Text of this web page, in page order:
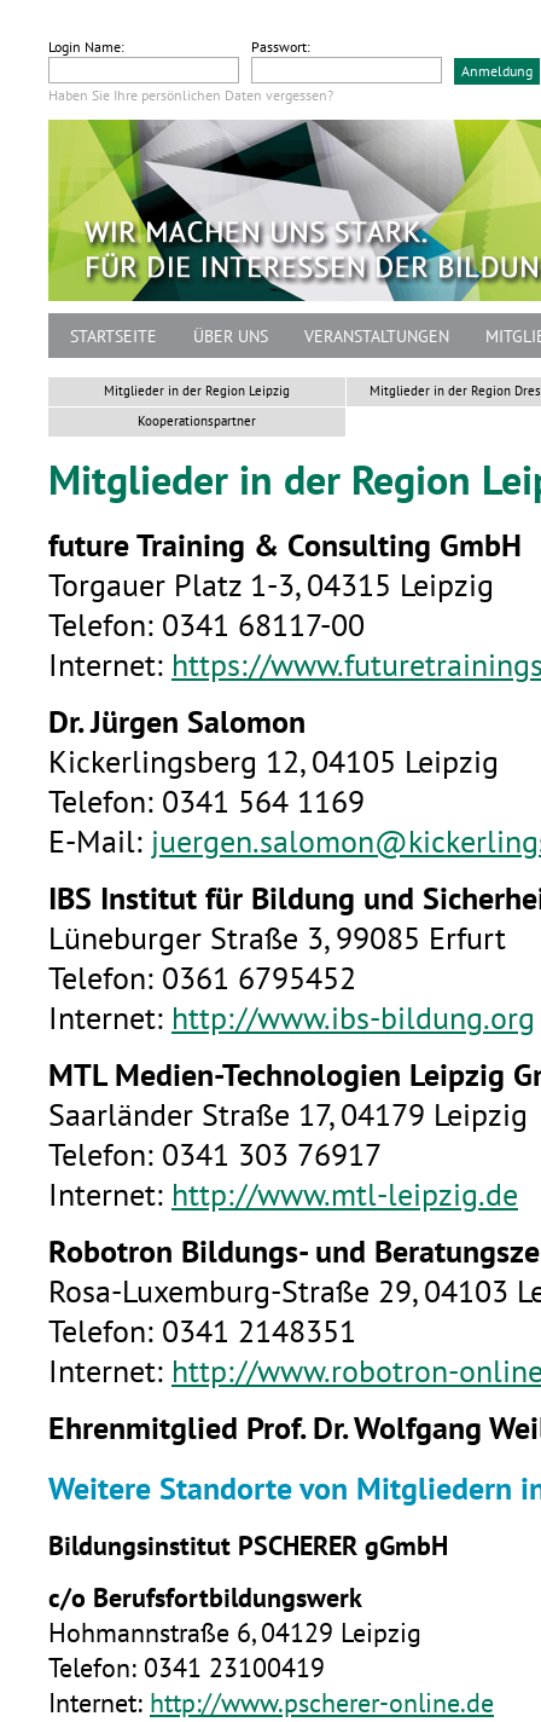
Login Name: Passwort:
Haben Sie Ihre persönlichen Daten vergessen?
STARTSEITE ÜBER UNS VERANSTALTUNGEN
Mitglieder in der Region Leipzig
Mitglieder in der Region
Kooperationspartner
Mitglieder in der Region
future Training & Consulting GmbH
Torgauer Platz 1-3, 04315 Leipzig
Telefon: 0341 68117-00
Internet: https://
Dr. Jürgen Salomon
Kickerlingsberg 12, 04105 Leipzig
Telefon: 0341 564 1169
E-Mail:
IBS Institut für Bildung und
Lüneburger Straße 3, 99085 Erfurt
Telefon: 0361 6795452
Internet: http://www.ibs-bildung.org
MTL Medien-Technologien Leipzig
Saarländer Straße 17, 04179 Leipzig
Telefon: 0341 303 76917
Internet: http://www.mtl-leipzig.de
Robotron Bildungs- und
Rosa-Luxemburg-Straße 29, 04103
Telefon: 0341 2148351
Internet: http://www.robotron-
Ehrenmitglied Prof. Dr. Wolfgang
Weitere Standorte von Mitgliedern
Bildungsinstitut PSCHERER gGmbH
c/o Berufsfortbildungswerk
Hohmannstraße 6, 04129 Leipzig
Telefon: 0341 23100419
Internet: http://www.pscherer-online.de